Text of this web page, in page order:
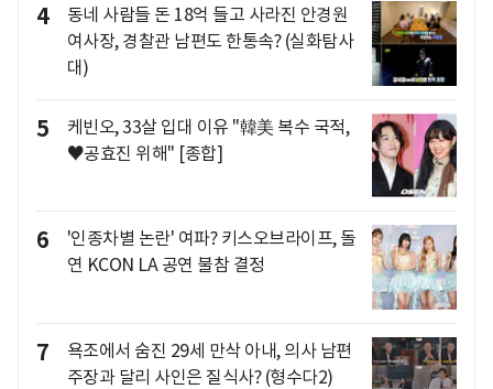
4
동네 사람들 돈 18억 들고 사라진 안경원
여사장, 경찰관 남편도 한통속? (실화탐사
대)
5
케빈오, 33살 입대 이유 "韓美 복수 국적,
♥공효진 위해" [종합]
6
'인종차별 논란' 여파? 키스오브라이프, 돌
연 KCON LA 공연 불참 결정
7
욕조에서 숨진 29세 만삭 아내, 의사 남편
주장과 달리 사인은 질식사? (형수다2)